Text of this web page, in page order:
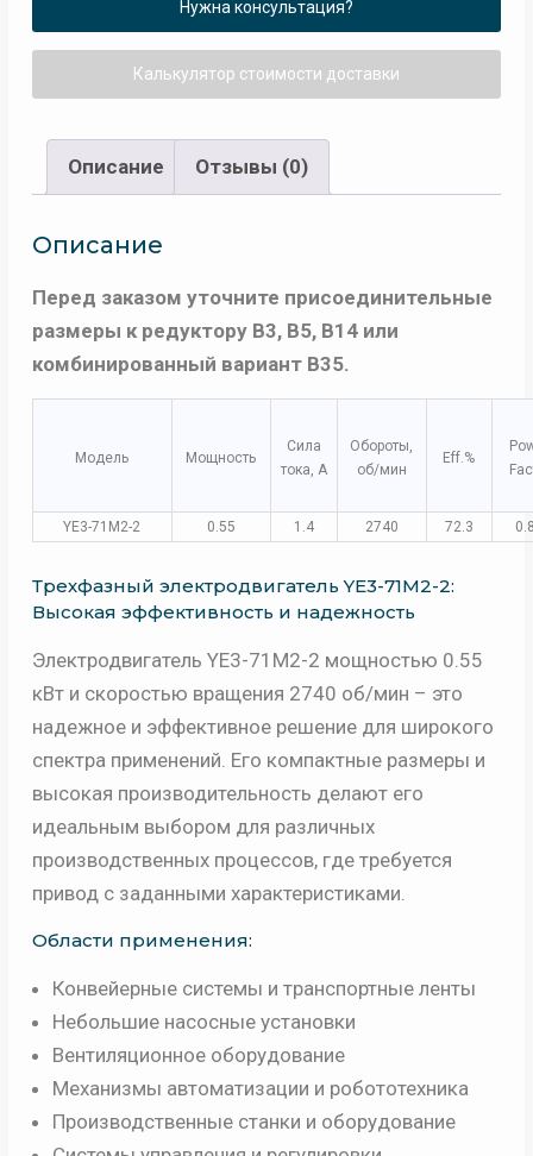
Нужна консультация?
Калькулятор стоимости доставки
Описание Отзывы (0)
Описание
Перед заказом уточните присоединительные
размеры к редуктору B3, B5, B14 или
комбинированный вариант B35.
Модель Мощность
Сила
тока, A
Обороты,
об/мин
Eff.%
YE3-71M2-2 0.55 1.4 2740 72.3
Трехфазный электродвигатель YE3-71M2-2:
Высокая эффективность и надежность
Электродвигатель YE3-71M2-2 мощностью 0.55
кВт и скоростью вращения 2740 об/мин – это
надежное и эффективное решение для широкого
спектра применений. Его компактные размеры и
высокая производительность делают его
идеальным выбором для различных
производственных процессов, где требуется
привод с заданными характеристиками.
Области применения:
Конвейерные системы и транспортные ленты
Небольшие насосные установки
Вентиляционное оборудование
Механизмы автоматизации и робототехника
Производственные станки и оборудование